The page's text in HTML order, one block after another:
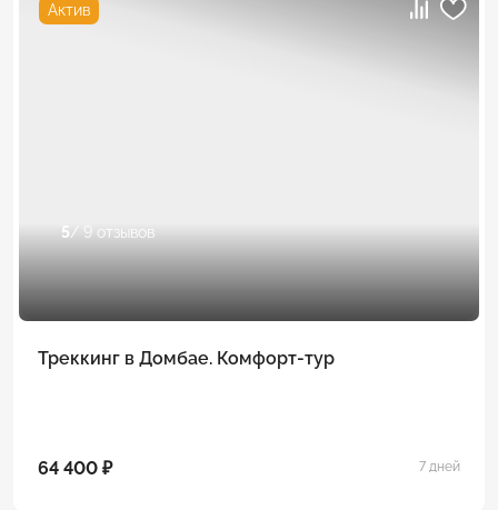
Актив
5/ 9 отзывов
Треккинг в Домбае. Комфорт-тур
64 400 ₽ 7 дней